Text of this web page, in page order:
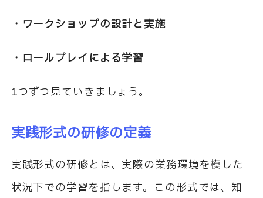
・ワークショップの設計と実施
・ロールプレイによる学習
1つずつ見ていきましょう。
実践形式の研修の定義
実践形式の研修とは、実際の業務環境を模した
状況下での学習を指します。この形式では、知